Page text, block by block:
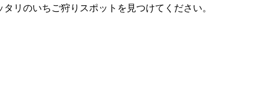
リのいちご狩りスポットを見つけてください。